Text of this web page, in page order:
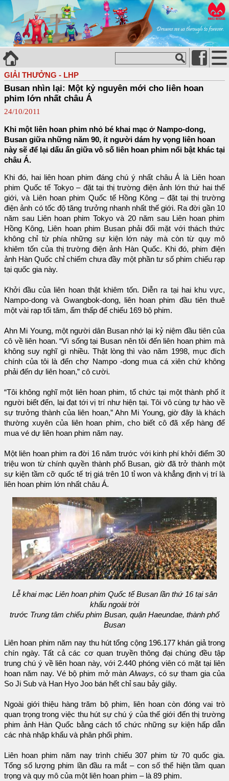
GIẢI THƯỞNG - LHP
Busan nhìn lại: Một kỷ nguyên mới cho liên hoan
phim lớn nhất châu Á
24/10/2011
Khi một liên hoan phim nhỏ bé khai mạc ở Nampo-dong,
Busan giữa những năm 90, ít người dám hy vọng liên hoan
này sẽ để lại dấu ấn giữa vô số liên hoan phim nổi bật khác tại
châu Á.
Khi đó, hai liên hoan phim đáng chú ý nhất châu Á là Liên hoan
phim Quốc tế Tokyo – đặt tại thị trường điện ảnh lớn thứ hai thế
giới, và Liên hoan phim Quốc tế Hồng Kông – đặt tại thị trường
điện ảnh có tốc độ tăng trưởng nhanh nhất thế giới. Ra đời gần 10
năm sau Liên hoan phim Tokyo và 20 năm sau Liên hoan phim
Hồng Kông, Liên hoan phim Busan phải đối mặt với thách thức
không chỉ từ phía những sự kiện lớn này mà còn từ quy mô
khiêm tốn của thị trường điện ảnh Hàn Quốc. Khi đó, phim điện
ảnh Hàn Quốc chỉ chiếm chưa đầy một phần tư số phim chiếu rạp
tại quốc gia này.
Khởi đầu của liên hoan thật khiêm tốn. Diễn ra tại hai khu vực,
Nampo-dong và Gwangbok-dong, liên hoan phim đầu tiên thuê
một vài rạp tối tăm, ẩm thấp để chiếu 169 bộ phim.
Ahn Mi Young, một người dân Busan nhớ lại kỷ niệm đầu tiên của
cô về liên hoan. “Vì sống tại Busan nên tôi đến liên hoan phim mà
không suy nghĩ gì nhiều. Thật lòng thì vào năm 1998, mục đích
chính của tôi là đến chợ Nampo -dong mua cá xiên chứ không
phải đến dự liên hoan,” cô cười.
“Tôi không nghĩ một liên hoan phim, tổ chức tại một thành phố ít
người biết đến, lại đạt tới vị trí như hiện tại. Tôi vô cùng tự hào về
sự trưởng thành của liên hoan,” Ahn Mi Young, giờ đây là khách
thường xuyên của liên hoan phim, cho biết cô đã xếp hàng để
mua vé dự liên hoan phim năm nay.
Một liên hoan phim ra đời 16 năm trước với kinh phí khởi điểm 30
triệu won từ chính quyền thành phố Busan, giờ đã trở thành một
sự kiện tầm cỡ quốc tế trị giá trên 10 tỉ won và khẳng định vị trí là
liên hoan phim lớn nhất châu Á.
Lễ khai mạc Liên hoan phim Quốc tế Busan lần thứ 16 tại sân
khấu ngoài trời
trước Trung tâm chiếu phim Busan, quận Haeundae, thành phố
Busan
Liên hoan phim năm nay thu hút tổng cộng 196.177 khán giả trong
chín ngày. Tất cả các cơ quan truyền thông đại chúng đều tập
trung chú ý về liên hoan này, với 2.440 phóng viên có mặt tại liên
hoan năm nay. Vé bộ phim mở mànAlways, có sự tham gia của
So Ji Sub và Han Hyo Joo bán hết chỉ sau bảy giây.
Ngoài giới thiệu hàng trăm bộ phim, liên hoan còn đóng vai trò
quan trọng trong việc thu hút sự chú ý của thế giới đến thị trường
phim ảnh Hàn Quốc bằng cách tổ chức những sự kiện hấp dẫn
các nhà nhập khẩu và phân phối phim.
Liên hoan phim năm nay trình chiếu 307 phim từ 70 quốc gia.
Tổng số lượng phim lần đầu ra mắt – con số thể hiện tầm quan
trọng và quy mô của một liên hoan phim – là 89 phim.